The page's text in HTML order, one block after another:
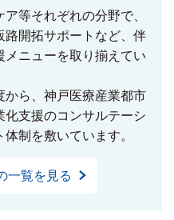
等それぞれの分野で、
路開拓サポートなど、伴
メニューを取り揃えてい
から、神戸医療産業都市
支援のコンサルテーシ
制を敷いています。
一覧を見る